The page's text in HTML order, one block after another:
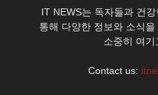
IT NEWS는 독자들과 건
통해 다양한 정보와 소식
소중히 여기
Contact us: